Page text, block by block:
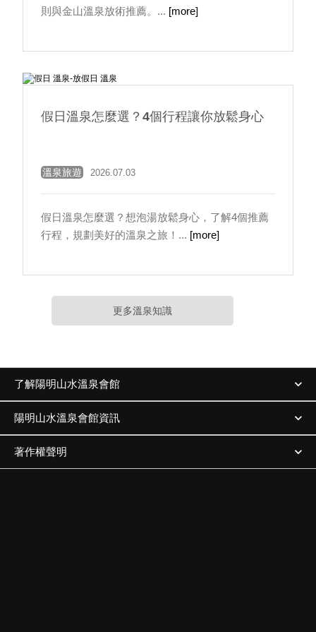
則與金山溫泉放術推薦。... [more]
假日溫泉怎麼選？4個行程讓你放鬆身心
溫泉旅遊 2026.07.03
假日溫泉怎麼選？想泡湯放鬆身心，了解4個推薦
行程，規劃美好的溫泉之旅！... [more]
更多溫泉知識
了解陽明山水溫泉會館
陽明山水溫泉會館資訊
著作權聲明